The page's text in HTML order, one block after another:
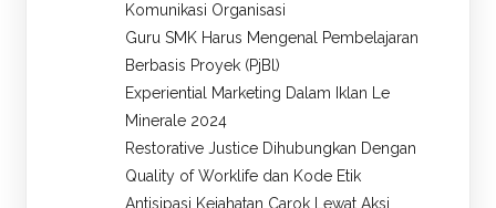
Komunikasi Organisasi
Guru SMK Harus Mengenal Pembelajaran
Berbasis Proyek (PjBl)
Experiential Marketing Dalam Iklan Le
Minerale 2024
Restorative Justice Dihubungkan Dengan
Quality of Worklife dan Kode Etik
Antisipasi Kejahatan Carok Lewat Aksi